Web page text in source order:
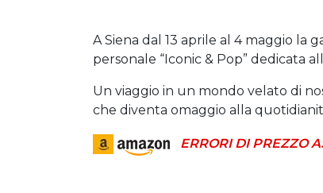
A Siena dal 13 aprile al 4 maggio la
personale “Iconic & Pop” dedicata
Un viaggio in un mondo velato di
che diventa omaggio alla
ERRORI DI PREZZO